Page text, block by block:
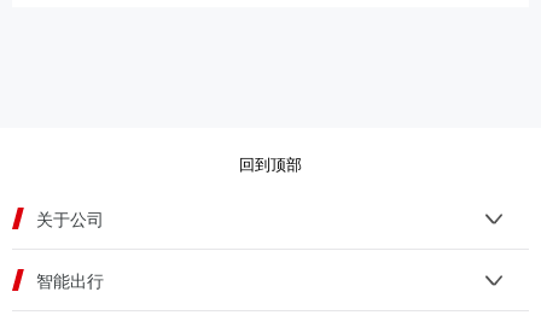
回到顶部
关于公司
智能出行